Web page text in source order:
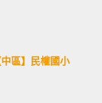
區】民權國小